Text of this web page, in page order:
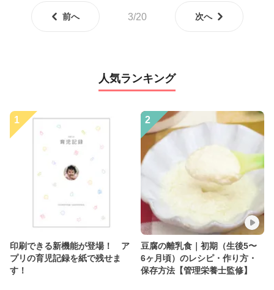
前へ 3/20 次へ
人気ランキング
1
印刷できる新機能が登場！ ア
プリの育児記録を紙で残せま
す！
2
豆腐の離乳食｜初期（生後5〜
6ヶ月頃）のレシピ・作り方・
保存方法【管理栄養士監修】